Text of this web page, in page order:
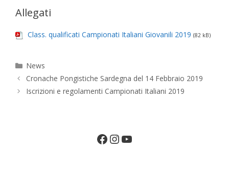
Allegati
Class. qualificati Campionati Italiani Giovanili 2019 (82 kB)
Categorie
News
Cronache Pongistiche Sardegna del 14 Febbraio 2019
Iscrizioni e regolamenti Campionati Italiani 2019
Facebook
Instagram
YouTube